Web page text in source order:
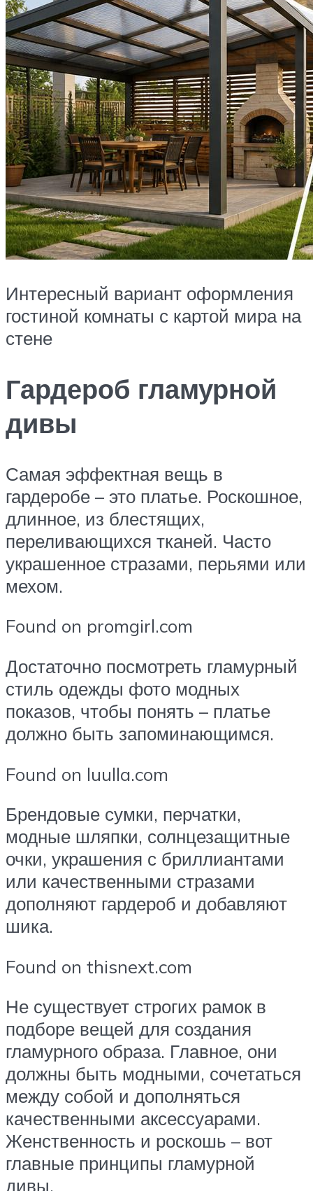
Интересный вариант оформления
гостиной комнаты с картой мира на
стене
Гардероб гламурной
дивы
Самая эффектная вещь в
гардеробе – это платье. Роскошное,
длинное, из блестящих,
переливающихся тканей. Часто
украшенное стразами, перьями или
мехом.
Found on promgirl.com
Достаточно посмотреть гламурный
стиль одежды фото модных
показов, чтобы понять – платье
должно быть запоминающимся.
Found on luulla.com
Брендовые сумки, перчатки,
модные шляпки, солнцезащитные
очки, украшения с бриллиантами
или качественными стразами
дополняют гардероб и добавляют
шика.
Found on thisnext.com
Не существует строгих рамок в
подборе вещей для создания
гламурного образа. Главное, они
должны быть модными, сочетаться
между собой и дополняться
качественными аксессуарами.
Женственность и роскошь – вот
главные принципы гламурной
дивы.